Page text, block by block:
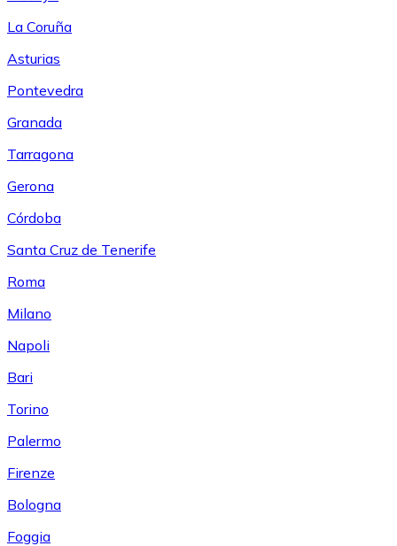
La Coruña
Asturias
Pontevedra
Granada
Tarragona
Gerona
Córdoba
Santa Cruz de Tenerife
Roma
Milano
Napoli
Bari
Torino
Palermo
Firenze
Bologna
Foggia